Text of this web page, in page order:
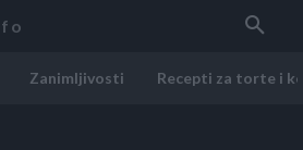
Zanimljivosti Recepti za torte i